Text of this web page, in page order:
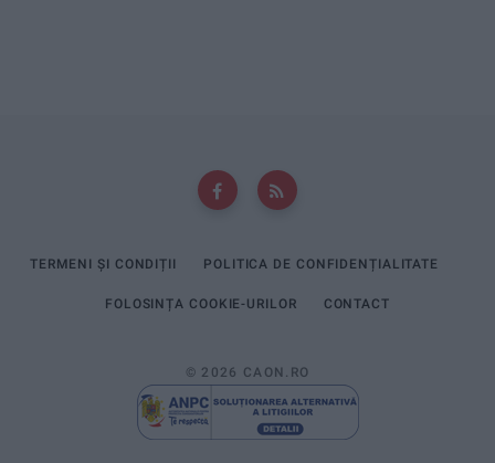
TERMENI ȘI CONDIȚII POLITICA DE CONFIDENȚIALITATE
FOLOSINȚA COOKIE-URILOR CONTACT
© 2026 CAON.RO